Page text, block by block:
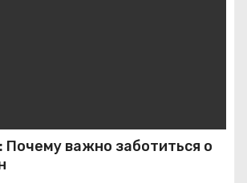
Почему важно заботиться о